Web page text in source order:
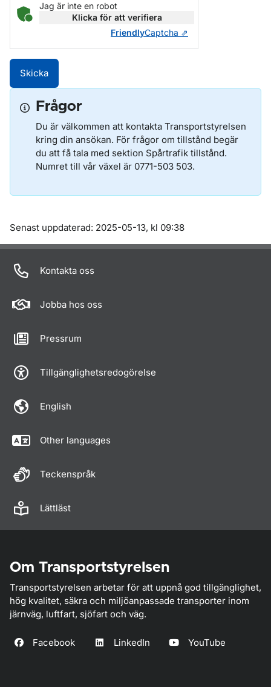
Jag är inte en robot
Klicka för att verifiera
FriendlyCaptcha ⇗
Skicka
Frågor
Du är välkommen att kontakta Transportstyrelsen
kring din ansökan. För frågor om tillstånd begär
du att få tala med sektion Spårtrafik tillstånd.
Numret till vår växel är 0771-503 503.
Om sidan
Senast uppdaterad: 2025-05-13, kl 09:38
Kontakta oss
Jobba hos oss
Pressrum
Tillgänglighetsredogörelse
English
Other languages
Teckenspråk
Lättläst
Om Transportstyrelsen
Transportstyrelsen arbetar för att uppnå god tillgänglighet,
hög kvalitet, säkra och miljöanpassade transporter inom
järnväg, luftfart, sjöfart och väg.
Facebook LinkedIn YouTube